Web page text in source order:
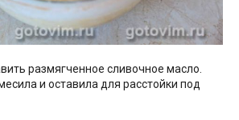
размягченное сливочное масло.
и оставила для расстойки под